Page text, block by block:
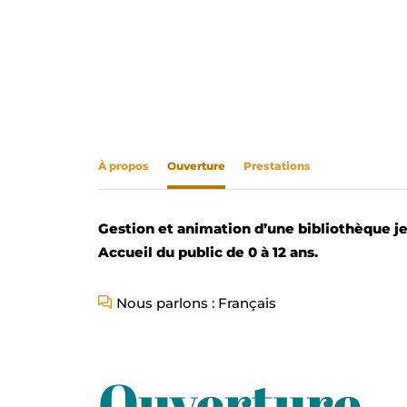
À propos Ouverture Prestations
Gestion et animation d’une bibliothèque
Accueil du public de 0 à 12 ans.
Nous parlons : Français